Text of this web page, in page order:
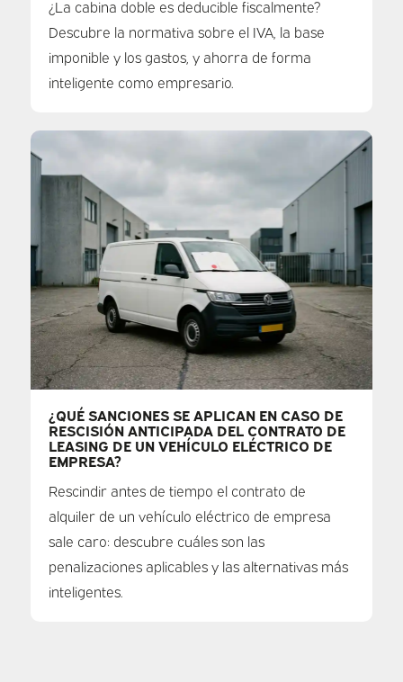
¿La cabina doble es deducible fiscalmente?
Descubre la normativa sobre el IVA, la base
imponible y los gastos, y ahorra de forma
inteligente como empresario.
¿QUÉ SANCIONES SE APLICAN EN CASO DE
RESCISIÓN ANTICIPADA DEL CONTRATO DE
LEASING DE UN VEHÍCULO ELÉCTRICO DE
EMPRESA?
Rescindir antes de tiempo el contrato de
alquiler de un vehículo eléctrico de empresa
sale caro: descubre cuáles son las
penalizaciones aplicables y las alternativas más
inteligentes.